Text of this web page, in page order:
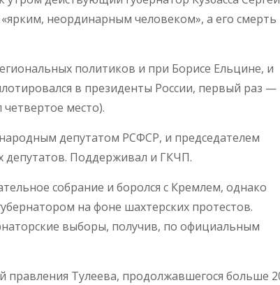
неординарным человеком», а его
политиков и при Борисе Ельцине, и
в президенты России, первый раз —
четвертое место).
депутатом РСФСР, и председателем
депутатов. Поддерживал и ГКЧП.
собрание и боролся с Кремлем, однако
на фоне шахтерских протестов.
выборы, получив, по официальным
правления Тулеева, продолжавшегося больше